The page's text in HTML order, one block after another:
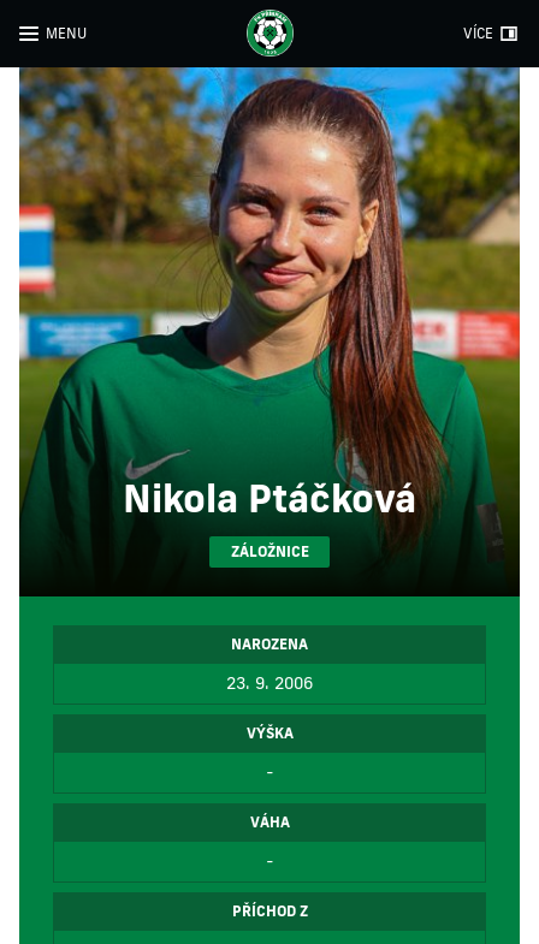
MENU VÍCE
Nikola Ptáčková
ZÁLOŽNICE
NAROZENA
23. 9. 2006
VÝŠKA
-
VÁHA
-
PŘÍCHOD Z